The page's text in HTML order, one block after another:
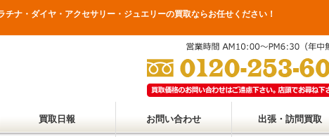
ナ・ダイヤ・アクセサリー・ジュエリーの買取ならお任せください！
買取日報 お問い合わせ 出張・訪問買取